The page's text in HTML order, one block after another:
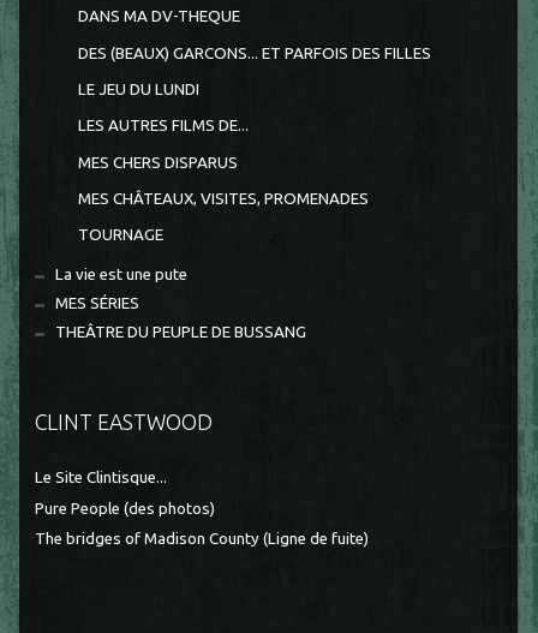
DANS MA DV-THEQUE
DES (BEAUX) GARCONS... ET PARFOIS DES FILLES
LE JEU DU LUNDI
LES AUTRES FILMS DE...
MES CHERS DISPARUS
MES CHÂTEAUX, VISITES, PROMENADES
TOURNAGE
La vie est une pute
MES SÉRIES
THEÂTRE DU PEUPLE DE BUSSANG
CLINT EASTWOOD
Le Site Clintisque...
Pure People (des photos)
The bridges of Madison County (Ligne de fuite)